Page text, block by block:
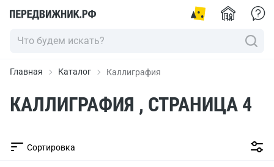
Главная Каталог Каллиграфия
КАЛЛИГРАФИЯ , СТРАНИЦА 4
Сортировка